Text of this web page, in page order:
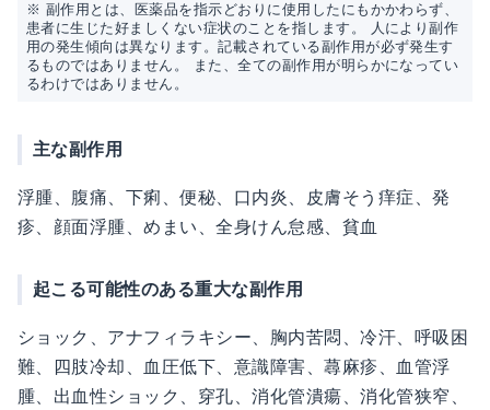
※ 副作用とは、医薬品を指示どおりに使用したにもかかわらず、
患者に生じた好ましくない症状のことを指します。 人により副作
用の発生傾向は異なります。記載されている副作用が必ず発生す
るものではありません。 また、全ての副作用が明らかになってい
るわけではありません。
主な副作用
浮腫、腹痛、下痢、便秘、口内炎、皮膚そう痒症、発
疹、顔面浮腫、めまい、全身けん怠感、貧血
起こる可能性のある重大な副作用
ショック、アナフィラキシー、胸内苦悶、冷汗、呼吸困
難、四肢冷却、血圧低下、意識障害、蕁麻疹、血管浮
腫、出血性ショック、穿孔、消化管潰瘍、消化管狭窄、